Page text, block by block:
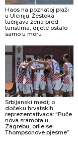
Haos na poznatoj plaži
u Ulcinju: Žestoka
tučnjava žena pred
turistima, dijete ostalo
samo u moru
Srbijanski medij o
dočeku hrvatskih
reprezentativaca: “Puče
nova sramota u
Zagrebu, orile se
Thompsonove pjesme”